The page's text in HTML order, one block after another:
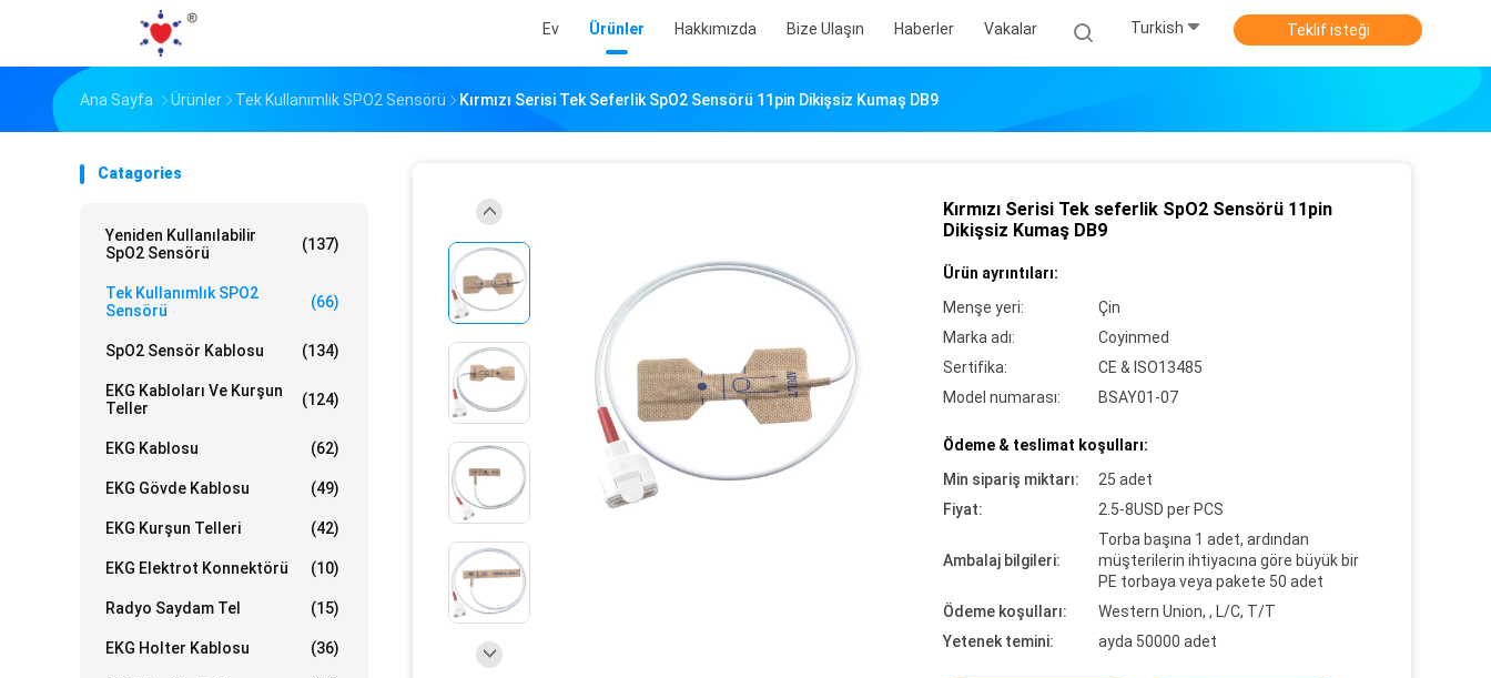
Ev Ürünler Hakkımızda Bize Ulaşın Haberler Vakalar Turkish Teklif isteği
Ana Sayfa Ürünler Tek Kullanımlık SPO2 Sensörü Kırmızı Serisi Tek Seferlik SpO2 Sensörü 11pin Dikişsiz Kumaş DB9
Catagories
Yeniden Kullanılabilir
SpO2 Sensörü
(137)
Tek Kullanımlık SPO2
Sensörü
(66)
SpO2 Sensör Kablosu (134)
EKG Kabloları Ve Kurşun
Teller
(124)
EKG Kablosu (62)
EKG Gövde Kablosu (49)
EKG Kurşun Telleri (42)
EKG Elektrot Konnektörü (10)
Radyo Saydam Tel (15)
EKG Holter Kablosu (36)
Kırmızı Serisi Tek seferlik SpO2 Sensörü 11pin
Dikişsiz Kumaş DB9
Ürün ayrıntıları:
Menşe yeri:
Çin
Marka adı:
Coyinmed
Sertifika:
CE & ISO13485
Model numarası:
BSAY01-07
Ödeme & teslimat koşulları:
Min sipariş miktarı:
25 adet
Fiyat:
2.5-8USD per PCS
Ambalaj bilgileri:
Torba başına 1 adet, ardından
müşterilerin ihtiyacına göre büyük bir
PE torbaya veya pakete 50 adet
Ödeme koşulları:
Western Union, , L/C, T/T
Yetenek temini:
ayda 50000 adet